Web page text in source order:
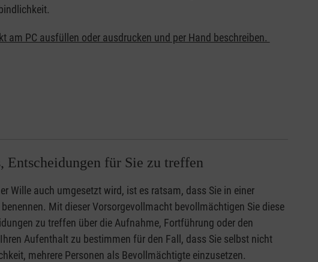
am PC ausfüllen oder ausdrucken und per Hand beschreiben.
Entscheidungen für Sie zu treffen
Wille auch umgesetzt wird, ist es ratsam, dass Sie in einer
Mit dieser Vorsorgevollmacht bevollmächtigen Sie diese
zu treffen über die Aufnahme, Fortführung oder den
Aufenthalt zu bestimmen für den Fall, dass Sie selbst nicht
mehrere Personen als Bevollmächtigte einzusetzen.